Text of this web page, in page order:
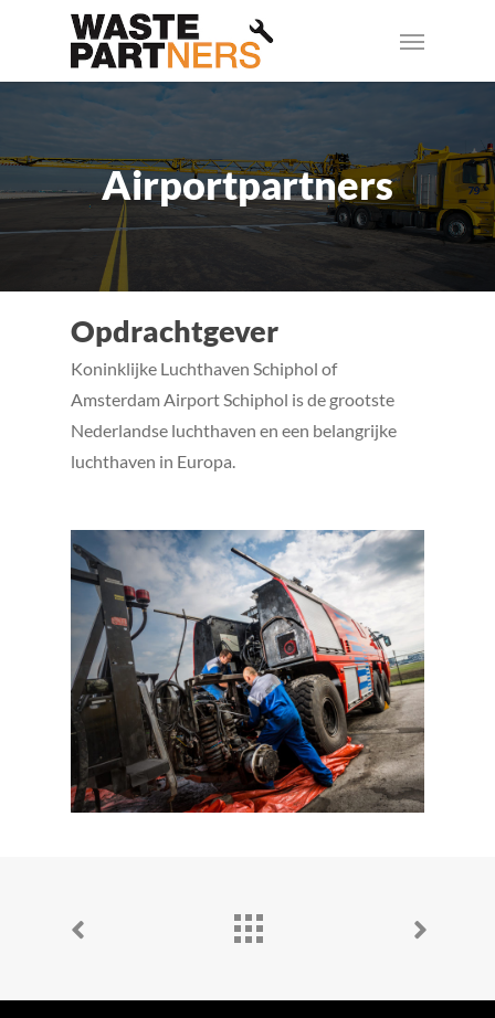
Menu
Airportpartners
Opdrachtgever
Koninklijke Luchthaven Schiphol of
Amsterdam Airport Schiphol is de grootste
Nederlandse luchthaven en een belangrijke
luchthaven in Europa.